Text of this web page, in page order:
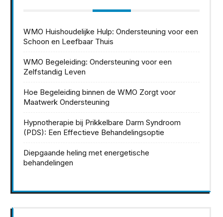
WMO Huishoudelijke Hulp: Ondersteuning voor een
Schoon en Leefbaar Thuis
WMO Begeleiding: Ondersteuning voor een
Zelfstandig Leven
Hoe Begeleiding binnen de WMO Zorgt voor
Maatwerk Ondersteuning
Hypnotherapie bij Prikkelbare Darm Syndroom
(PDS): Een Effectieve Behandelingsoptie
Diepgaande heling met energetische
behandelingen